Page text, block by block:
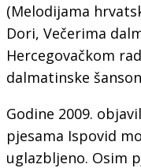
(Melodijama
Dori, Večerima
Hercegovačkom
dalmatinske
Godine 2009.
pjesama Ispovid
uglazbljeno. Osim